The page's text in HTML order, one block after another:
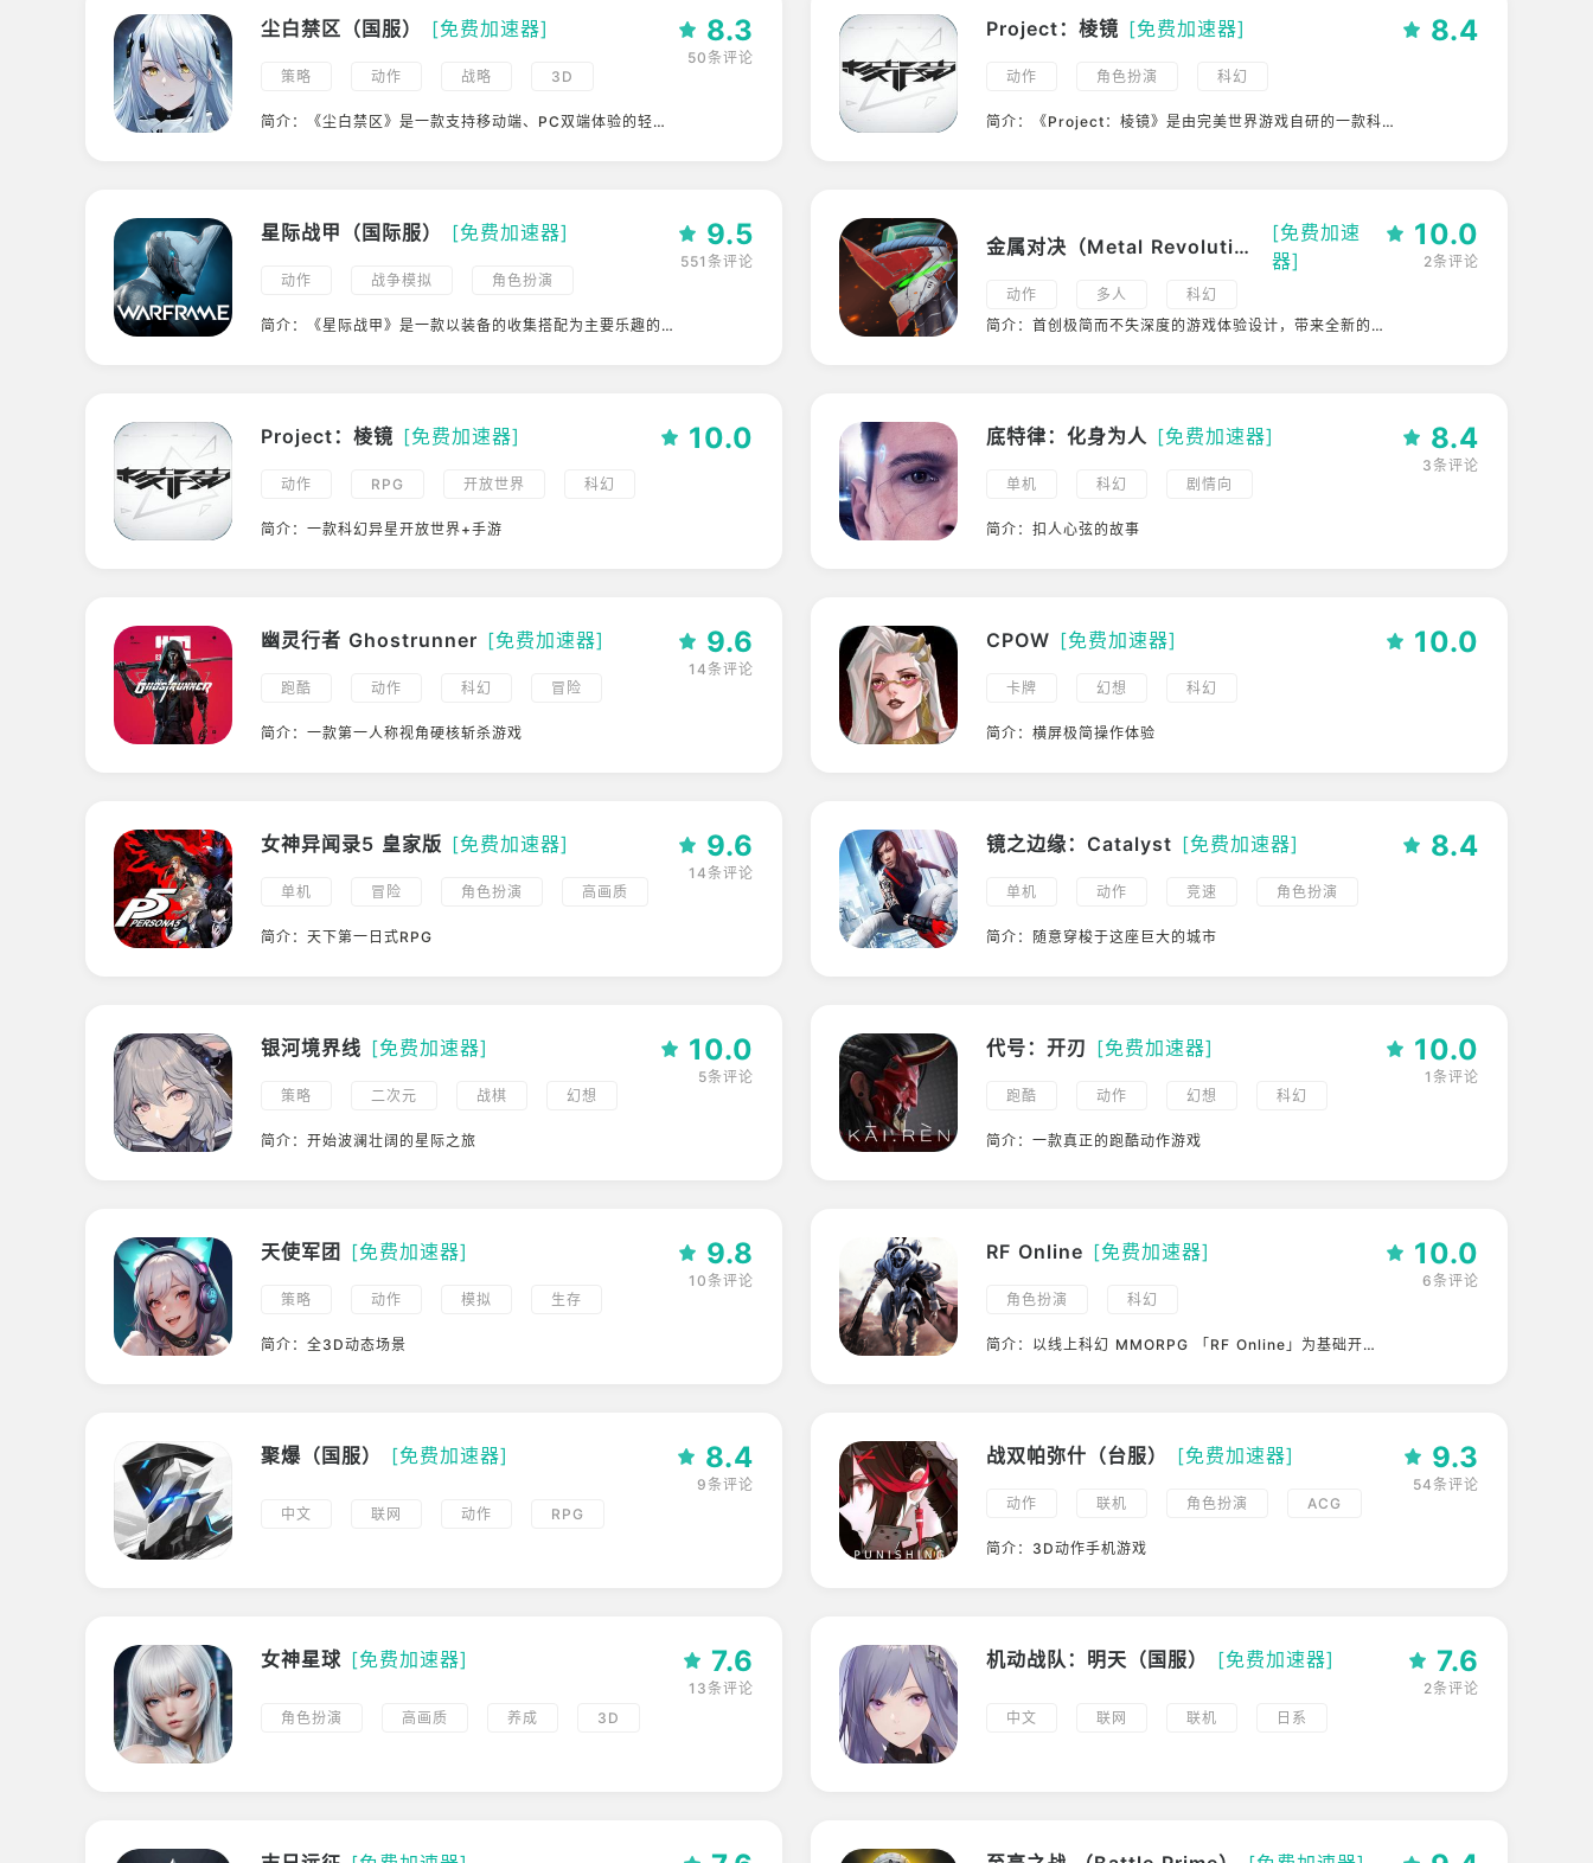
颗完全无足轻重的蓝色小行星。而这颗对宇宙无足轻重的蓝色
望。 特拉尔的阳光亦如耶路撒冷的阳光，新人类、觉醒者、
原住民，『谁』才是这条时间秩序之路上被眷顾的“信徒”。
尘白禁区（国服） [免费加速器]
策略 动作 战略 3D
射击 科幻 小清新 俯视角
简介：《尘白禁区》是一款支持移动端、PC双端体验的轻科
8.3
50条评论
Project：棱镜 [免费加速器]
动作 角色扮演 科幻
简介：《Project：棱镜》是由完美世界游戏自研的一款科幻
8.4
星际战甲（国际服） [免费加速器]
动作 战争模拟 角色扮演
多人 射击 科幻 steam移植
简介：《星际战甲》是一款以装备的收集搭配为主要乐趣的科
9.5
551条评论
金属对决（Metal Revolution）
[免费加速
器]
动作 多人
科幻
简介：首创极简而不失深度的游戏体验设计，带来全新的
10.0
2条评论
Project：棱镜 [免费加速器]
动作 RPG 开放世界 科幻
简介：一款科幻异星开放世界+手游
10.0 底特律：化身为人 [免费加速器]
单机 科幻 剧情向
简介：扣人心弦的故事
8.4
3条评论
幽灵行者 Ghostrunner [免费加速器]
跑酷 动作 科幻 冒险
简介：一款第一人称视角硬核斩杀游戏
9.6
14条评论
CPOW [免费加速器]
卡牌 幻想 科幻
简介：横屏极简操作体验
10.0
女神异闻录5 皇家版 [免费加速器]
单机 冒险 角色扮演 高画质
科幻
简介：天下第一日式RPG
9.6
14条评论
镜之边缘：Catalyst [免费加速器]
单机 动作 竞速 角色扮演
高画质 科幻
简介：随意穿梭于这座巨大的城市
8.4
银河境界线 [免费加速器]
策略 二次元 战棋 幻想
科幻
简介：开始波澜壮阔的星际之旅
10.0
5条评论
代号：开刃 [免费加速器]
跑酷 动作 幻想 科幻
简介：一款真正的跑酷动作游戏
10.0
1条评论
天使军团 [免费加速器]
策略 动作 模拟 生存
冒险 角色扮演
简介：全3D动态场景
9.8
10条评论
RF Online [免费加速器]
角色扮演 科幻
简介：以线上科幻 MMORPG 「RF Online」为基础开发
10.0
6条评论
聚爆（国服） [免费加速器]
中文 联网 动作 RPG
8.4
9条评论
战双帕弥什（台服） [免费加速器]
动作 联机 角色扮演 ACG
高画质 多人
简介：3D动作手机游戏
9.3
54条评论
女神星球 [免费加速器]
角色扮演 高画质 养成 3D
7.6
13条评论
机动战队：明天（国服） [免费加速器]
中文 联网 联机 日系
7.6
2条评论